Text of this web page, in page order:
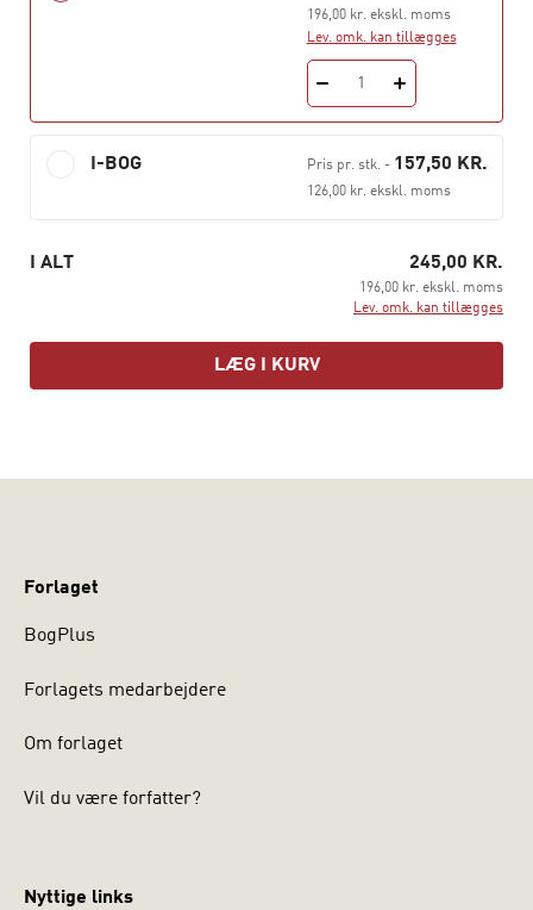
Alle metoderne bliver gennemgået med konkrete
eksempler på, hvordan læreren kan planlægge og
variere sin undervisning.
Musikundervisning – en fagmetodik
er møntet på
196,00 kr. ekskl. moms
Lev. omk. kan tillægges
1
I-BOG Pris pr. stk.- 157,50 KR.
126,00 kr. ekskl. moms
I ALT 245,00 KR.
196,00 kr. ekskl. moms
Lev. omk. kan tillægges
LÆG I KURV
Forlaget
BogPlus
Forlagets medarbejdere
Om forlaget
Vil du være forfatter?
Nyttige links